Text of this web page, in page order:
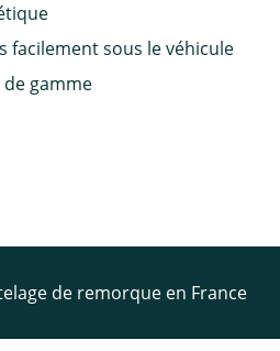
facilement sous le véhicule
gamme
de remorque en France